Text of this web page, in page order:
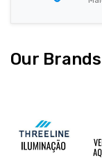
Our Brands